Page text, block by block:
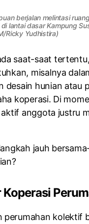
berjalan melintasi
lantai dasar Kampung
Ricky Yudhistira)
saat-saat
misalnya
desain hunian atau
koperasi. Di
anggota justru
jauh
Koperasi
perumahan kolektif